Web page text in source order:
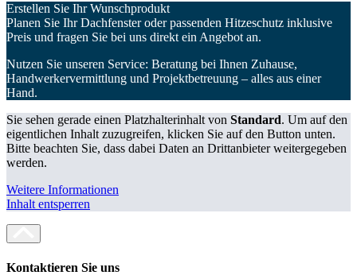
Erstellen Sie Ihr Wunschprodukt
Planen Sie Ihr Dachfenster oder passenden Hitzeschutz inklusive
Preis und fragen Sie bei uns direkt ein Angebot an.
Nutzen Sie unseren Service: Beratung bei Ihnen Zuhause,
Handwerkervermittlung und Projektbetreuung – alles aus einer
Hand.
Sie sehen gerade einen Platzhalterinhalt von Standard. Um auf den
eigentlichen Inhalt zuzugreifen, klicken Sie auf den Button unten.
Bitte beachten Sie, dass dabei Daten an Drittanbieter weitergegeben
werden.
Weitere Informationen
Inhalt entsperren
Kontaktieren Sie uns